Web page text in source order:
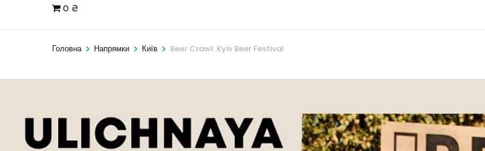
0 ₴
Головна > Напрямки > Київ > Beer Crawl: Kyiv Beer Festival